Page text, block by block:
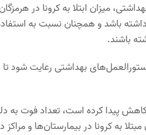
میزان ابتلا به کرونا در
باشد و همچنان نسبت به
باشند.
بهداشتی رعایت شود تا
پیدا کرده است، تعداد فوت به
به کرونا در بیمارستان‌ها و مراکز